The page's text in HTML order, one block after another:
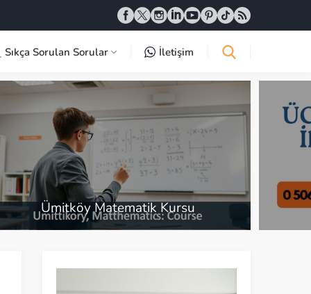
Sıkça Sorulan Sorular İletişim
Ücretsiz İlk Ders